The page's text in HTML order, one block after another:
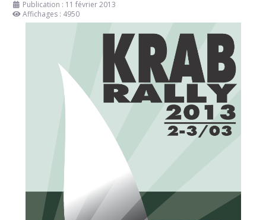
Publication : 11 février 2013
Affichages : 4950